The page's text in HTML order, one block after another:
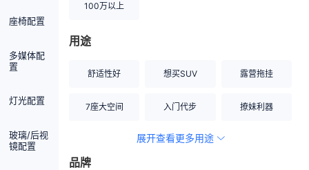
座椅配置
多媒体配
置
灯光配置
玻璃/后视
镜配置
100万以上
用途
舒适性好 想买SUV 露营拖挂
7座大空间 入门代步 撩妹利器
空间宽敞
展开查看更多用途
品牌